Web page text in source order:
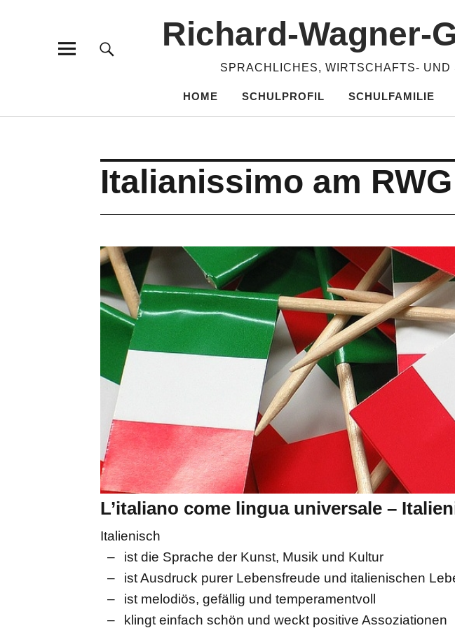
Richard-​​Wagner-​​
SPRACHLICHES, WIRTSCHAFTS-
HOME SCHULPROFIL SCHULFAMILIE
Italianissimo am RWG
L’italiano come lingua universale –
Italienisch
ist die Sprache der Kunst, Musik und Kultur
ist Ausdruck purer Lebensfreude und italienischen
ist melodiös, gefällig und temperamentvoll
klingt einfach schön und weckt positive Assoziationen